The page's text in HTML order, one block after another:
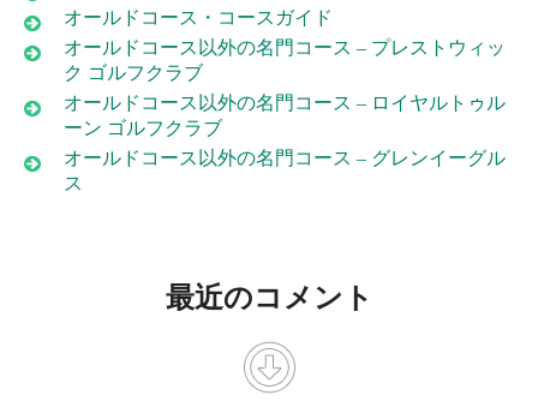
オールドコース・コースガイド
オールドコース以外の名門コース – プレストウィッ
ク ゴルフクラブ
オールドコース以外の名門コース – ロイヤルトゥル
ーン ゴルフクラブ
オールドコース以外の名門コース – グレンイーグル
ス
最近のコメント